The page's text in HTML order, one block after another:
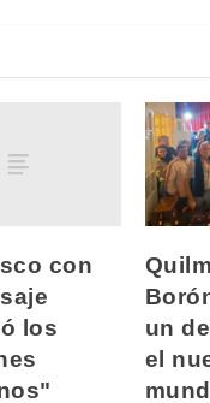
con
los
un
el